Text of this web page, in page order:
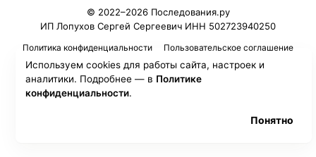
© 2022–2026 Последования.ру
ИП Лопухов Сергей Сергеевич ИНН 502723940250
Политика конфиденциальности Пользовательское соглашение
Используем cookies для работы сайта, настроек и
аналитики. Подробнее — в Политике
конфиденциальности.
Понятно